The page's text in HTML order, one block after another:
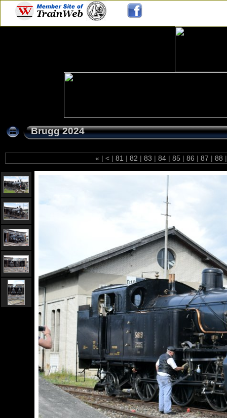
Brugg 2024
« | < | 81 | 82 | 83 | 84 | 85 | 86 | 87 | 88 |